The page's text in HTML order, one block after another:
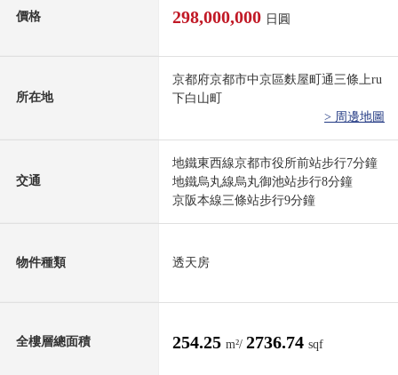
價格 298,000,000 日圓
所在地
京都府京都市中京區麩屋町通三條上ru
下白山町
> 周邊地圖
交通
地鐵東西線京都市役所前站步行7分鐘
地鐵烏丸線烏丸御池站步行8分鐘
京阪本線三條站步行9分鐘
物件種類 透天房
全樓層總面積 254.25 m²/ 2736.74 sqf